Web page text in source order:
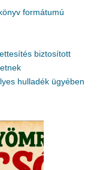
formátumú
biztosított
hulladék ügyében